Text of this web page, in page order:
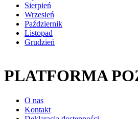
Sierpień
Wrzesień
Październik
Listopad
Grudzień
PLATFORMA
O nas
Kontakt